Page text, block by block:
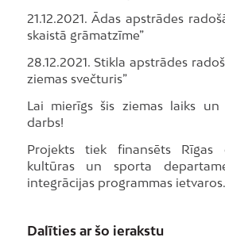
21.12.2021. Ādas apstrādes
skaistā grāmatzīme”
28.12.2021. Stikla apstrādes
ziemas svečturis”
Lai mierīgs šis ziemas laiks un
darbs!
Projekts tiek finansēts Rīgas
kultūras un sporta
integrācijas programmas ietvaros.
Dalīties ar šo ierakstu